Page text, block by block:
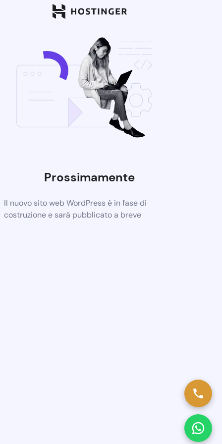
Prossimamente
Il nuovo sito web WordPress è in fase di
costruzione e sarà pubblicato a breve